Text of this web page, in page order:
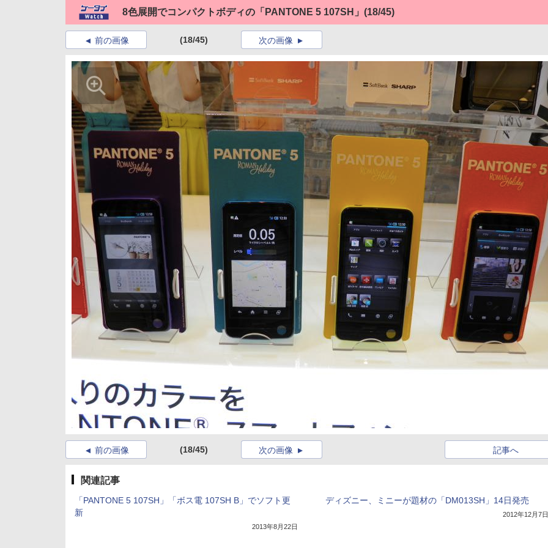
8色展開でコンパクトボディの「PANTONE 5 107SH」 (18/45)
前の画像 (18/45) 次の画像
前の画像 (18/45) 記事へ
次の画像
関連記事
「PANTONE 5 107SH」「ボス電 107SH B」でソフト更
新
2013年8月22日
ディズニー、ミニーが題材の「DM013SH」14日発売
2012年12月7日